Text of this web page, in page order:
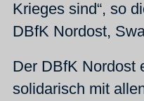
Krieges sind“, so
DBfK Nordost,
Der DBfK Nordost
solidarisch mit